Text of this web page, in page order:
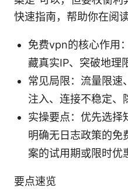
快速指南，帮助你在阅
免费vpn的核心作用
藏真实IP、突破地理
常见局限：流量限速
注入、连接不稳定、
实操要点：优先选择
明确无日志政策的免
案的试用期或限时优
要点速览